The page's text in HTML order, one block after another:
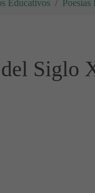
Educativos Poesías
Siglo